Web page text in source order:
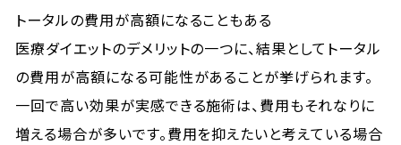
トータルの費用が高額になることもある
医療ダイエットのデメリットの一つに、結果としてトータル
の費用が高額になる可能性があることが挙げられます。
一回で高い効果が実感できる施術は、費用もそれなりに
増える場合が多いです。費用を抑えたいと考えている場合